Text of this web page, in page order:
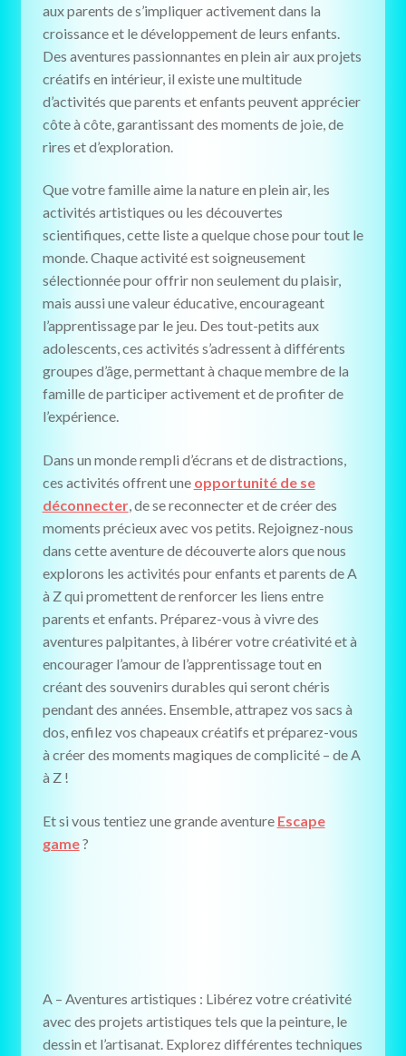
aux parents de s’impliquer activement dans la
croissance et le développement de leurs enfants.
Des aventures passionnantes en plein air aux projets
créatifs en intérieur, il existe une multitude
d’activités que parents et enfants peuvent apprécier
côte à côte, garantissant des moments de joie, de
rires et d’exploration.
Que votre famille aime la nature en plein air, les
activités artistiques ou les découvertes
scientifiques, cette liste a quelque chose pour tout le
monde. Chaque activité est soigneusement
sélectionnée pour offrir non seulement du plaisir,
mais aussi une valeur éducative, encourageant
l’apprentissage par le jeu. Des tout-petits aux
adolescents, ces activités s’adressent à différents
groupes d’âge, permettant à chaque membre de la
famille de participer activement et de profiter de
l’expérience.
Dans un monde rempli d’écrans et de distractions,
ces activités offrent une opportunité de se
déconnecter, de se reconnecter et de créer des
moments précieux avec vos petits. Rejoignez-nous
dans cette aventure de découverte alors que nous
explorons les activités pour enfants et parents de A
à Z qui promettent de renforcer les liens entre
parents et enfants. Préparez-vous à vivre des
aventures palpitantes, à libérer votre créativité et à
encourager l’amour de l’apprentissage tout en
créant des souvenirs durables qui seront chéris
pendant des années. Ensemble, attrapez vos sacs à
dos, enfilez vos chapeaux créatifs et préparez-vous
à créer des moments magiques de complicité – de A
à Z !
Et si vous tentiez une grande aventure Escape
game?
A – Aventures artistiques : Libérez votre créativité
avec des projets artistiques tels que la peinture, le
dessin et l’artisanat. Explorez différentes techniques